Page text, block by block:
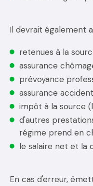
Il devrait également
retenues à la
assurance
prévoyance
assurance
impôt à la source
d'autres
régime prend en
le salaire net et la
En cas d'erreur,